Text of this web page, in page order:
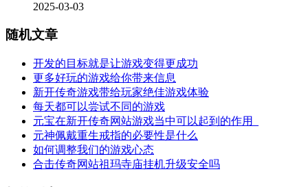
2025-03-03
随机文章
开发的目标就是让游戏变得更成功
更多好玩的游戏给你带来信息
新开传奇游戏带给玩家绝佳游戏体验
每天都可以尝试不同的游戏
元宝在新开传奇网站游戏当中可以起到的作用_
元神佩戴重生戒指的必要性是什么
如何调整我们的游戏心态
合击传奇网站祖玛寺庙挂机升级安全吗